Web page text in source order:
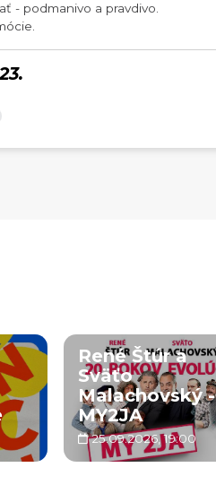
- podmanivo a pravdivo.
René Štúr a
Sväťo
Malachovský -
MY2JA
25.09.2026, 19:00